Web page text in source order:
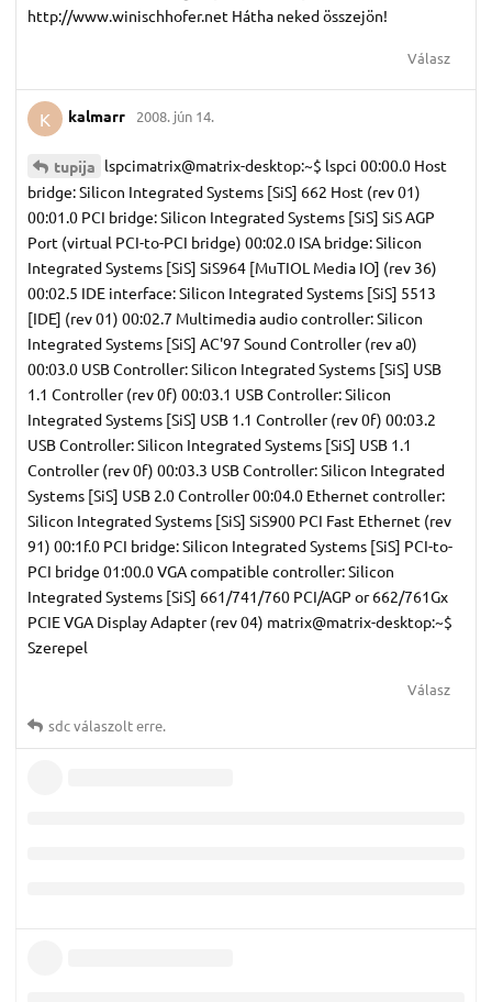
http://www.winischhofer.net Hátha neked összejön!
Válasz
K kalmarr 2008. jún 14.
tupija lspcimatrix@matrix-desktop:~$ lspci 00:00.0 Host
bridge: Silicon Integrated Systems [SiS] 662 Host (rev 01)
00:01.0 PCI bridge: Silicon Integrated Systems [SiS] SiS AGP
Port (virtual PCI-to-PCI bridge) 00:02.0 ISA bridge: Silicon
Integrated Systems [SiS] SiS964 [MuTIOL Media IO] (rev 36)
00:02.5 IDE interface: Silicon Integrated Systems [SiS] 5513
[IDE] (rev 01) 00:02.7 Multimedia audio controller: Silicon
Integrated Systems [SiS] AC'97 Sound Controller (rev a0)
00:03.0 USB Controller: Silicon Integrated Systems [SiS] USB
1.1 Controller (rev 0f) 00:03.1 USB Controller: Silicon
Integrated Systems [SiS] USB 1.1 Controller (rev 0f) 00:03.2
USB Controller: Silicon Integrated Systems [SiS] USB 1.1
Controller (rev 0f) 00:03.3 USB Controller: Silicon Integrated
Systems [SiS] USB 2.0 Controller 00:04.0 Ethernet controller:
Silicon Integrated Systems [SiS] SiS900 PCI Fast Ethernet (rev
91) 00:1f.0 PCI bridge: Silicon Integrated Systems [SiS] PCI-to-
PCI bridge 01:00.0 VGA compatible controller: Silicon
Integrated Systems [SiS] 661/741/760 PCI/AGP or 662/761Gx
PCIE VGA Display Adapter (rev 04) matrix@matrix-desktop:~$
Szerepel
Válasz
sdcválaszolt erre.